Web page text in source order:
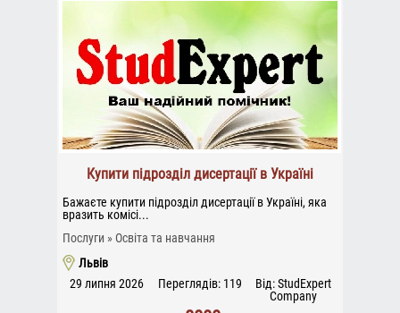
Купити підрозділ дисертації в Україні
Бажаєте купити підрозділ дисертації в Україні, яка
вразить комісі...
Послуги
Освіта та навчання
Львів
29 липня 2026
Переглядів: 119
Від: StudExpert
Company